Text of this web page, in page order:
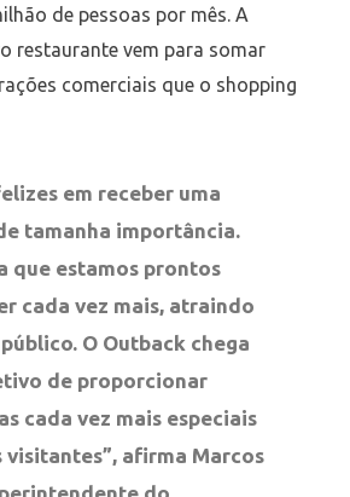
de pessoas por mês. A
restaurante vem para somar
comerciais que o shopping
em receber uma
tamanha importância.
que estamos prontos
cada vez mais, atraindo
O Outback chega
de proporcionar
cada vez mais especiais
visitantes”, afirma Marcos